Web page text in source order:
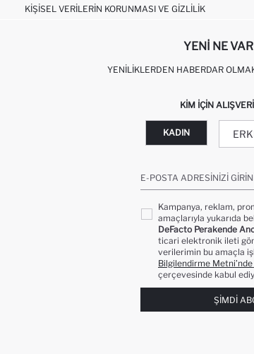
KIŞISEL VERILERIN KORUNMASI VE GIZLILIK
YENI NE
YENILIKLERDEN HABERDAR
KIM IÇIN
KADIN
E-POSTA ADRESINIZI
Kampanya, reklam,
amaçlarıyla yukarıda
DeFacto Perakende
ticari elektronik ileti
verilerimin bu amaçla
Bilgilendirme Metni’nde
çerçevesinde kabul
ŞIMDI